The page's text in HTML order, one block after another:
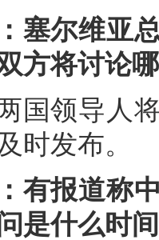
塞尔维亚
方将讨论
国领导人
时发布。
有报道称
是什么时